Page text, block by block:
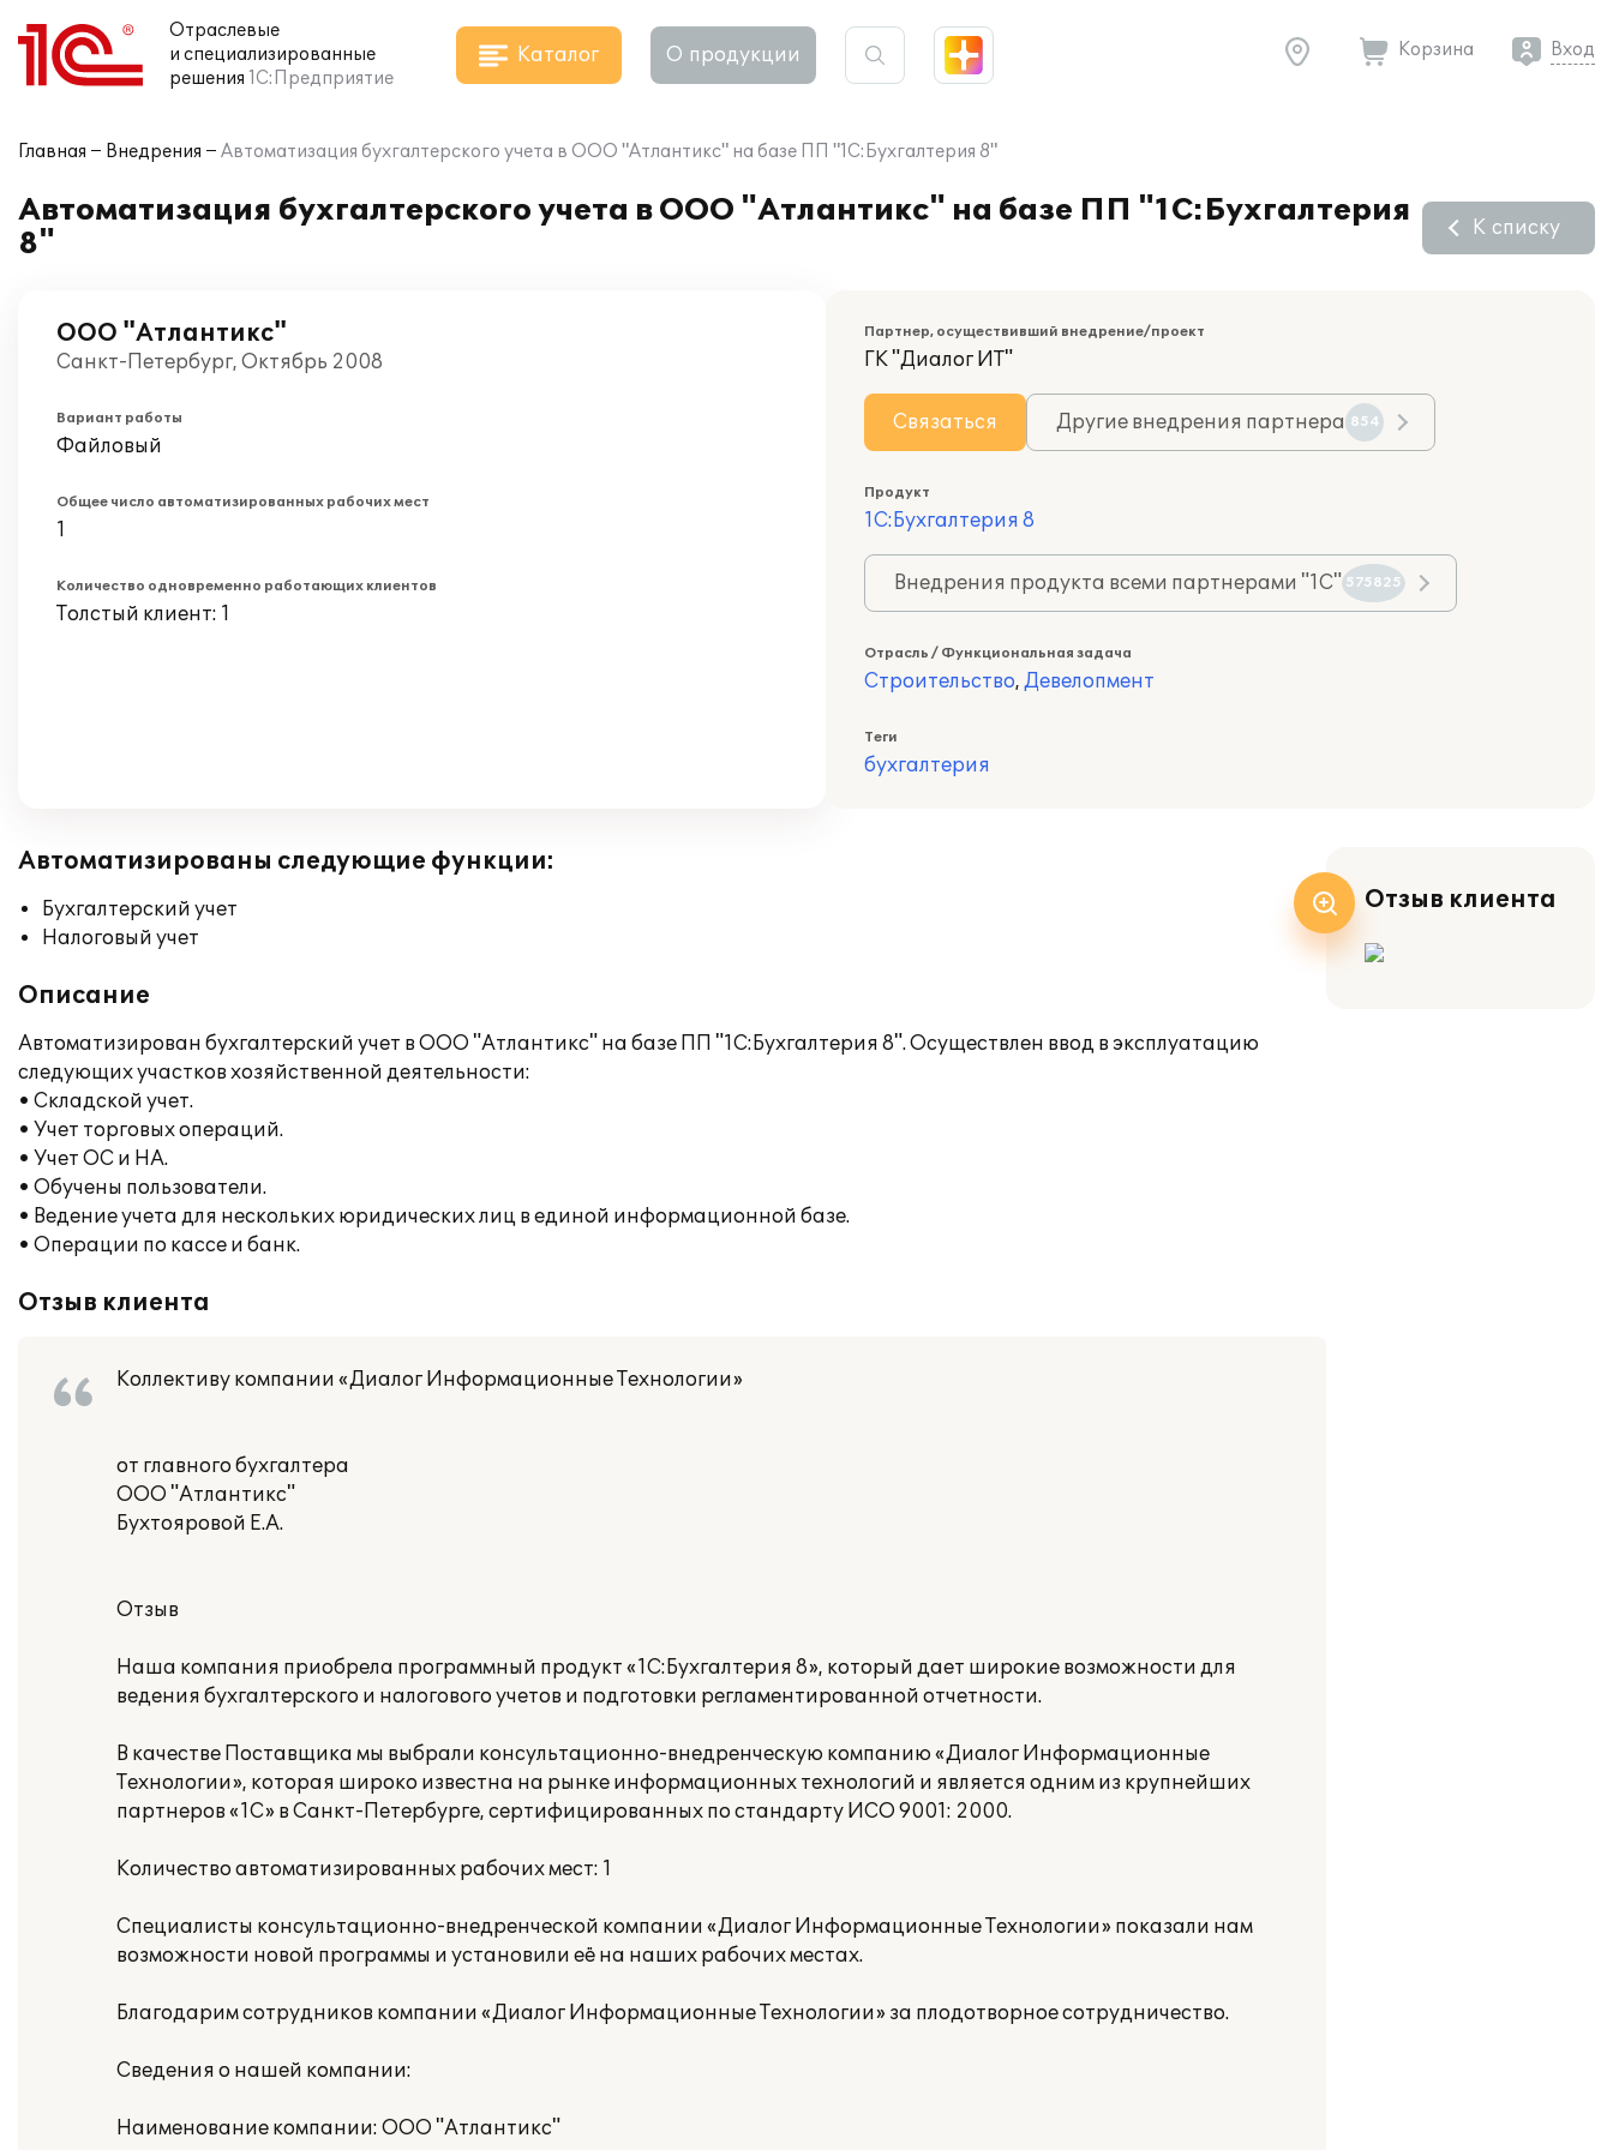
Отраслевые
и специализированные
решения 1С:Предприятие
Каталог О продукции Корзина Вход
Главная Внедрения Автоматизация бухгалтерского учета в ООО "Атлантикс" на базе ПП "1С:Бухгалтерия 8"
Автоматизация бухгалтерского учета в ООО "Атлантикс" на базе ПП "1С:Бухгалтерия
8"
К списку
ООО "Атлантикс"
Санкт-Петербург, Октябрь 2008
Вариант работы
Файловый
Общее число автоматизированных рабочих мест
1
Количество одновременно работающих клиентов
Толстый клиент: 1
Партнер, осуществивший внедрение/проект
ГК "Диалог ИТ"
Связаться Другие внедрения партнера 854
Продукт
1С:Бухгалтерия 8
Внедрения продукта всеми партнерами "1С" 575825
Отрасль / Функциональная задача
Строительство, Девелопмент
Теги
бухгалтерия
Автоматизированы следующие функции:
Бухгалтерский учет
Налоговый учет
Описание
Автоматизирован бухгалтерский учет в ООО "Атлантикс" на базе ПП "1С:Бухгалтерия 8". Осуществлен ввод в эксплуатацию
следующих участков хозяйственной деятельности:
• Складской учет.
• Учет торговых операций.
• Учет ОС и НА.
• Обучены пользователи.
• Ведение учета для нескольких юридических лиц в единой информационной базе.
• Операции по кассе и банк.
Отзыв клиента
Коллективу компании «Диалог Информационные Технологии»
от главного бухгалтера
ООО "Атлантикс"
Бухтояровой Е.А.
Отзыв
Наша компания приобрела программный продукт «1С:Бухгалтерия 8», который дает широкие возможности для
ведения бухгалтерского и налогового учетов и подготовки регламентированной отчетности.
В качестве Поставщика мы выбрали консультационно-внедренческую компанию «Диалог Информационные
Технологии», которая широко известна на рынке информационных технологий и является одним из крупнейших
партнеров «1С» в Санкт-Петербурге, сертифицированных по стандарту ИСО 9001: 2000.
Количество автоматизированных рабочих мест: 1
Специалисты консультационно-внедренческой компании «Диалог Информационные Технологии» показали нам
возможности новой программы и установили её на наших рабочих местах.
Благодарим сотрудников компании «Диалог Информационные Технологии» за плодотворное сотрудничество.
Сведения о нашей компании:
Наименование компании: ООО "Атлантикс"
Отзыв клиента